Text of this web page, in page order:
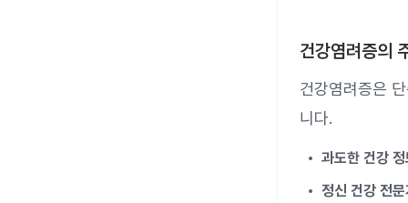
건강염려증의
건강염려증은
니다.
과도한 건강
정신 건강 전